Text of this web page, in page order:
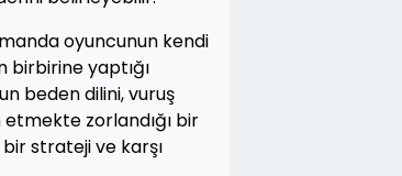
oyuncunun kendi
birbirine yaptığı
beden dilini, vuruş
zorlandığı bir
strateji ve karşı